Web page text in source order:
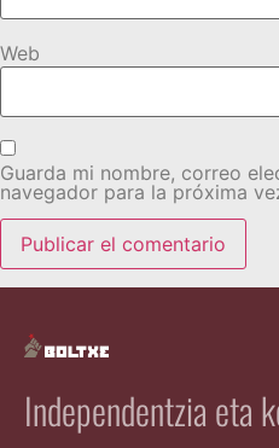
Web
Guarda mi nombre, correo
navegador para la próxima
Independentzia eta